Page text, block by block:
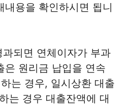
내용을 확인하시면 됩니
되면 연체이자가 부과
은 원리금 납입을 연속
는 경우, 일시상환 대출
는 경우 대출잔액에 대